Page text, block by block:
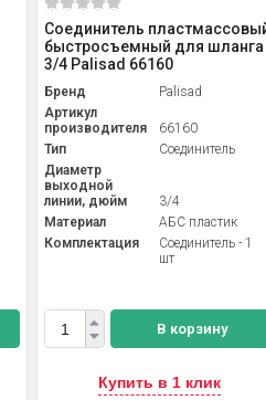
Соединитель
быстросъемный для шланга
3/4 Palisad 66160
Бренд
Palisad
Артикул
производителя
66160
Тип
Соединитель
Диаметр
выходной
линии, дюйм
3/4
Материал
АБС пластик
Комплектация
Соединитель - 1
шт
В корзину
Купить в 1 клик